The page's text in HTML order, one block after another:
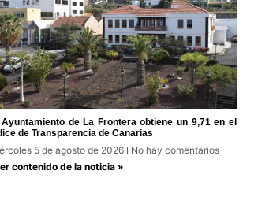
de La Frontera obtiene un 9,71 en el
de Transparencia de Canarias
5 de agosto de 2026
No hay comentarios
contenido de la noticia »